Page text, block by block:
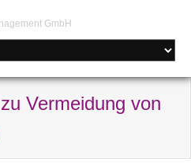
Vermeidung von